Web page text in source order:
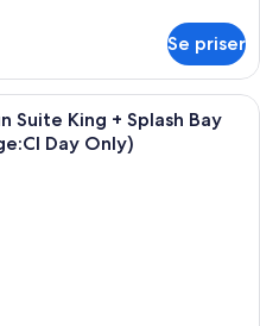
Se priser
Ett modernt hotellrum med en stor
Suite King + Splash Bay
Day Only)